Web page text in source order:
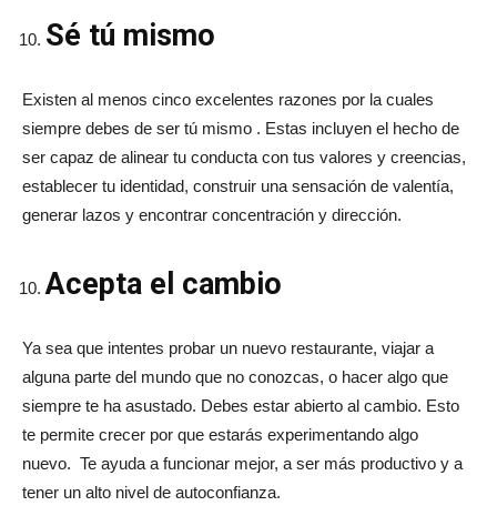
Sé tú mismo
Existen al menos cinco excelentes razones por la cuales
siempre debes de ser tú mismo . Estas incluyen el hecho de
ser capaz de alinear tu conducta con tus valores y creencias,
establecer tu identidad, construir una sensación de valentía,
generar lazos y encontrar concentración y dirección.
Acepta el cambio
Ya sea que intentes probar un nuevo restaurante, viajar a
alguna parte del mundo que no conozcas, o hacer algo que
siempre te ha asustado. Debes estar abierto al cambio. Esto
te permite crecer por que estarás experimentando algo
nuevo. Te ayuda a funcionar mejor, a ser más productivo y a
tener un alto nivel de autoconfianza.